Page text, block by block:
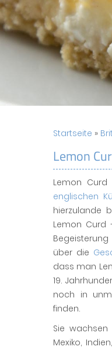
Startseite »
Lemon
Lemon
englischen
hierzulande
Lemon Curd
über die
dass man
19.
noch in
finden.
Sie
Mexiko,